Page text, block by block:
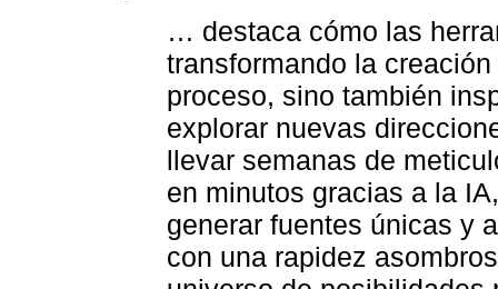
… destaca cómo las
transformando la
proceso, sino también
explorar nuevas
llevar semanas de
en minutos gracias a la
generar fuentes únicas y
con una rapidez